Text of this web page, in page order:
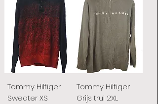
Tommy Hilfiger
Sweater XS
Tommy Hilfiger
Grijs trui 2XL